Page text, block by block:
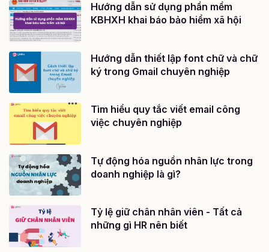
Hướng dẫn sử dụng phần mềm
KBHXH khai báo bảo hiểm xã hội
Hướng dẫn thiết lập font chữ và chữ
ký trong Gmail chuyên nghiệp
Tìm hiểu quy tắc viết email công
việc chuyên nghiệp
Tự động hóa nguồn nhân lực trong
doanh nghiệp là gì?
Tỷ lệ giữ chân nhân viên - Tất cả
những gì HR nên biết